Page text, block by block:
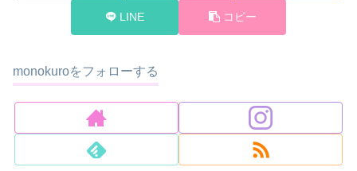
LINE コピー
monokuroをフォローする